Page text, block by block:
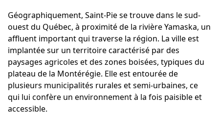
Géographiquement, Saint-Pie se trouve dans le sud-
ouest du Québec, à proximité de la rivière Yamaska, un
affluent important qui traverse la région. La ville est
implantée sur un territoire caractérisé par des
paysages agricoles et des zones boisées, typiques du
plateau de la Montérégie. Elle est entourée de
plusieurs municipalités rurales et semi-urbaines, ce
qui lui confère un environnement à la fois paisible et
accessible.